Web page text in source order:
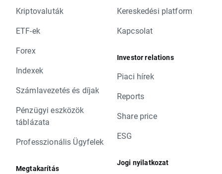
Kriptovaluták
ETF-ek
Forex
Indexek
Számlavezetés és díjak
Pénzügyi eszközök
táblázata
Professzionális Ügyfelek
Megtakarítás
Kereskedési platform
Kapcsolat
Investor relations
Piaci hírek
Reports
Share price
ESG
Jogi nyilatkozat